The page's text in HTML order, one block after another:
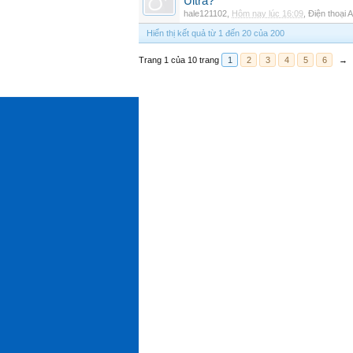
hale121102 Hôm nay lúc 16:09 Điện thoại
Hiển thị kết quả từ 1 đến 20 của 200
Trang 1 của 10 trang 1 2 3 4 5 6 →